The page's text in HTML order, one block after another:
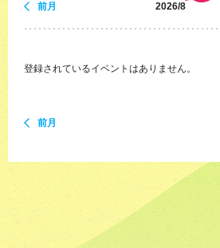
前月 2026/8
登録されているイベントはありません。
前月